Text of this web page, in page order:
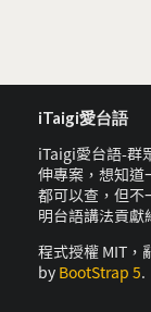
iTaigi愛台語
iTaigi愛台語-群
伸專案，想知道
都可以查，但不
明台語講法貢獻
程式授權 MIT，
by BootStrap 5.